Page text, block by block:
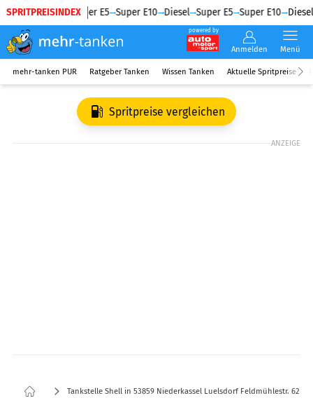
SPRITPREISINDEX
Diesel Super E5 Super E10 Diesel Super E5 Super E10 Diesel
powered by
Anmelden Menü
mehr-tanken PUR Ratgeber Tanken Wissen Tanken Aktuelle Spritpreise
Spritpreise vergleichen
ANZEIGE
Tankstelle Shell in 53859 Niederkassel Luelsdorf Feldmühlestr. 62